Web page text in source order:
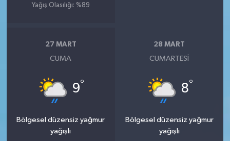
Yağış Olasılığı: %89
27 MART
CUMA
9°
Bölgesel düzensiz yağmur
yağışlı
28 MART
CUMARTESI
8°
Bölgesel düzensiz yağmur
yağışlı